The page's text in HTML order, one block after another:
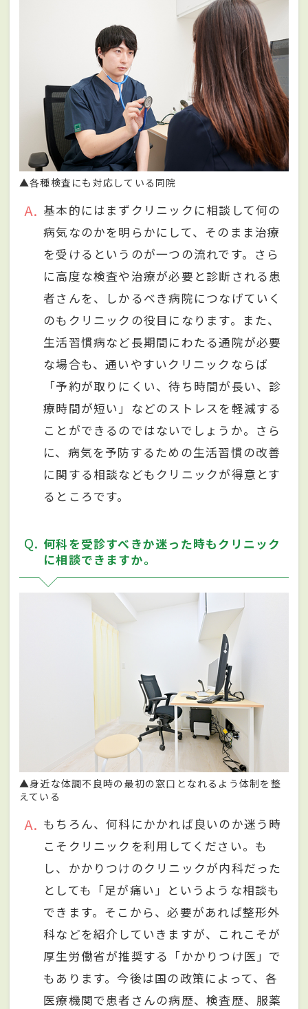
▲各種検査にも対応している同院
A
基本的にはまずクリニックに相談して何の
病気なのかを明らかにして、そのまま治療
を受けるというのが一つの流れです。さら
に高度な検査や治療が必要と診断される患
者さんを、しかるべき病院につなげていく
のもクリニックの役目になります。また、
生活習慣病など長期間にわたる通院が必要
な場合も、通いやすいクリニックならば
「予約が取りにくい、待ち時間が長い、診
療時間が短い」などのストレスを軽減する
ことができるのではないでしょうか。さら
に、病気を予防するための生活習慣の改善
に関する相談などもクリニックが得意とす
るところです。
Q
何科を受診すべきか迷った時もクリニック
に相談できますか。
▲身近な体調不良時の最初の窓口となれるよう体制を整
えている
A
もちろん、何科にかかれば良いのか迷う時
こそクリニックを利用してください。も
し、かかりつけのクリニックが内科だった
としても「足が痛い」というような相談も
できます。そこから、必要があれば整形外
科などを紹介していきますが、これこそが
厚生労働省が推奨する「かかりつけ医」で
もあります。今後は国の政策によって、各
医療機関で患者さんの病歴、検査歴、服薬